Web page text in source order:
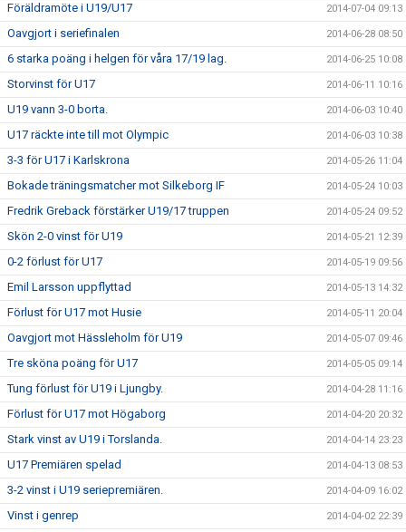
Föräldramöte i U19/U17 2014-07-04 09:13
Oavgjort i seriefinalen 2014-06-28 08:50
6 starka poäng i helgen för våra 17/19 lag. 2014-06-25 10:08
Storvinst för U17 2014-06-11 10:16
U19 vann 3-0 borta. 2014-06-03 10:40
U17 räckte inte till mot Olympic 2014-06-03 10:38
3-3 för U17 i Karlskrona 2014-05-26 11:04
Bokade träningsmatcher mot Silkeborg IF 2014-05-24 10:03
Fredrik Greback förstärker U19/17 truppen 2014-05-24 09:52
Skön 2-0 vinst för U19 2014-05-21 12:39
0-2 förlust för U17 2014-05-19 09:56
Emil Larsson uppflyttad 2014-05-13 14:32
Förlust för U17 mot Husie 2014-05-11 20:04
Oavgjort mot Hässleholm för U19 2014-05-07 09:46
Tre sköna poäng för U17 2014-05-05 09:14
Tung förlust för U19 i Ljungby. 2014-04-28 11:16
Förlust för U17 mot Högaborg 2014-04-20 20:32
Stark vinst av U19 i Torslanda. 2014-04-14 23:23
U17 Premiären spelad 2014-04-13 08:53
3-2 vinst i U19 seriepremiären. 2014-04-09 16:02
Vinst i genrep 2014-04-02 22:39